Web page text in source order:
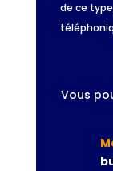
de ce
Vous